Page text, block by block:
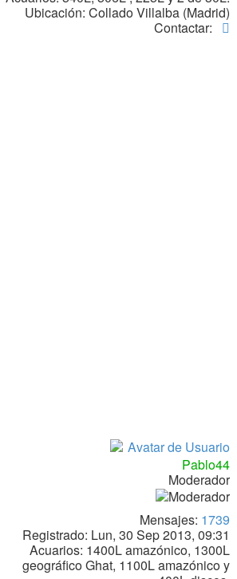
Ubicación: Collado Villalba (Madrid)
Contactar:
Pablo44
Moderador
Mensajes: 1739
Registrado: Lun, 30 Sep 2013, 09:31
Acuarios: 1400L amazónico, 1300L
geográfico Ghat, 1100L amazónico y